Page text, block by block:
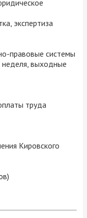
экспертиза
правовые системы
выходные
труда
Кировского